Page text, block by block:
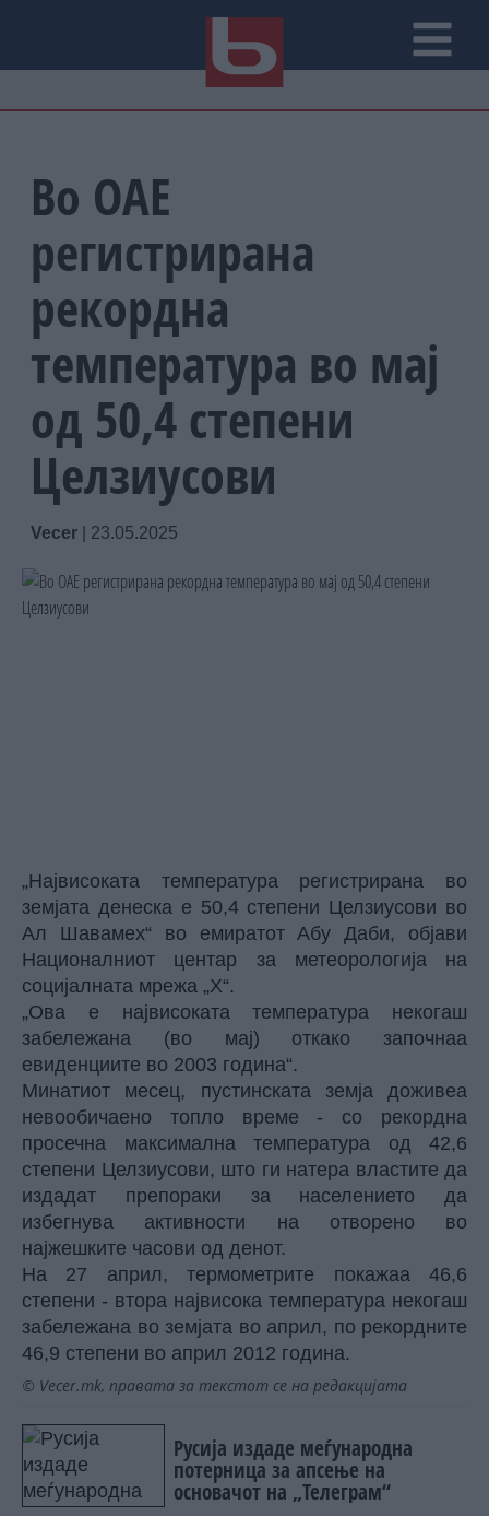
Во ОАЕ
регистрирана
рекордна
температура во мај
од 50,4 степени
Целзиусови
Vecer 23.05.2025
„Највисоката температура регистрирана во
земјата денеска е 50,4 степени Целзиусови во
Ал Шавамех“ во емиратот Абу Даби, објави
Националниот центар за метеорологија на
социјалната мрежа „Х“.
„Ова е највисоката температура некогаш
забележана (во мај) откако започнаа
евиденциите во 2003 година“.
Минатиот месец, пустинската земја доживеа
невообичаено топло време - со рекордна
просечна максимална температура од 42,6
степени Целзиусови, што ги натера властите да
издадат препораки за населението да
избегнува активности на отворено во
најжешките часови од денот.
На 27 април, термометрите покажаа 46,6
степени - втора највисока температура некогаш
забележана во земјата во април, по рекордните
46,9 степени во април 2012 година.
© Vecer.mk, правата за текстот се на редакцијата
Русија издаде меѓународна
потерница за апсење на
основачот на „Телеграм“